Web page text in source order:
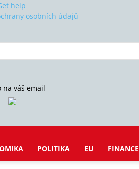
help
osobních údajů
na váš email
POLITIKA EU FINANCE